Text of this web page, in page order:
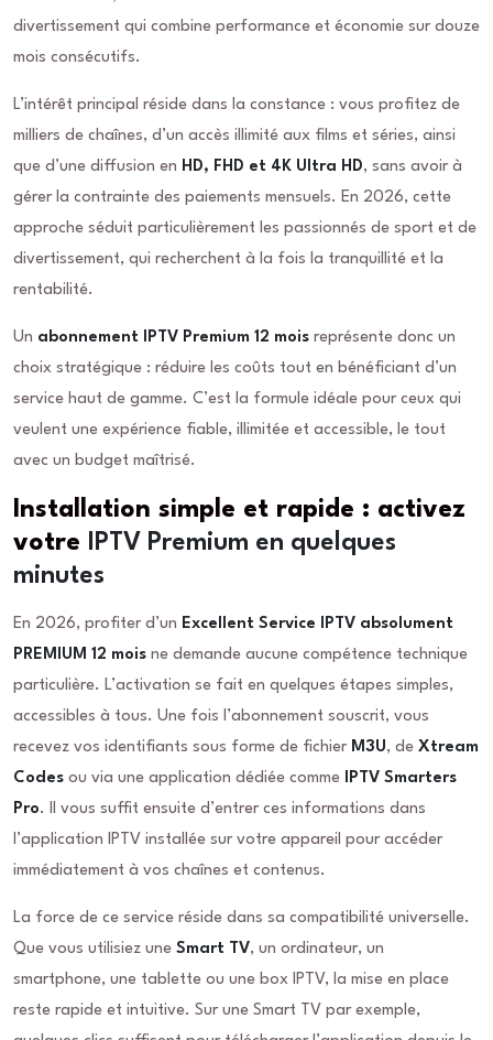
divertissement qui combine performance et économie sur douze
mois consécutifs.
L’intérêt principal réside dans la constance : vous profitez de
milliers de chaînes, d’un accès illimité aux films et séries, ainsi
que d’une diffusion en HD, FHD et 4K Ultra HD, sans avoir à
gérer la contrainte des paiements mensuels. En 2026, cette
approche séduit particulièrement les passionnés de sport et de
divertissement, qui recherchent à la fois la tranquillité et la
rentabilité.
Un abonnement IPTV Premium 12 mois représente donc un
choix stratégique : réduire les coûts tout en bénéficiant d’un
service haut de gamme. C’est la formule idéale pour ceux qui
veulent une expérience fiable, illimitée et accessible, le tout
avec un budget maîtrisé.
Installation simple et rapide : activez
votre
IPTV Premium en quelques
minutes
En 2026, profiter d’un Excellent Service IPTV absolument
PREMIUM 12 mois ne demande aucune compétence technique
particulière. L’activation se fait en quelques étapes simples,
accessibles à tous. Une fois l’abonnement souscrit, vous
recevez vos identifiants sous forme de fichier M3U, de Xtream
Codes ou via une application dédiée comme
IPTV Smarters
Pro. Il vous suffit ensuite d’entrer ces informations dans
l’application IPTV installée sur votre appareil pour accéder
immédiatement à vos chaînes et contenus.
La force de ce service réside dans sa compatibilité universelle.
Que vous utilisiez une Smart TV, un ordinateur, un
smartphone, une tablette ou une box IPTV, la mise en place
reste rapide et intuitive. Sur une Smart TV par exemple,